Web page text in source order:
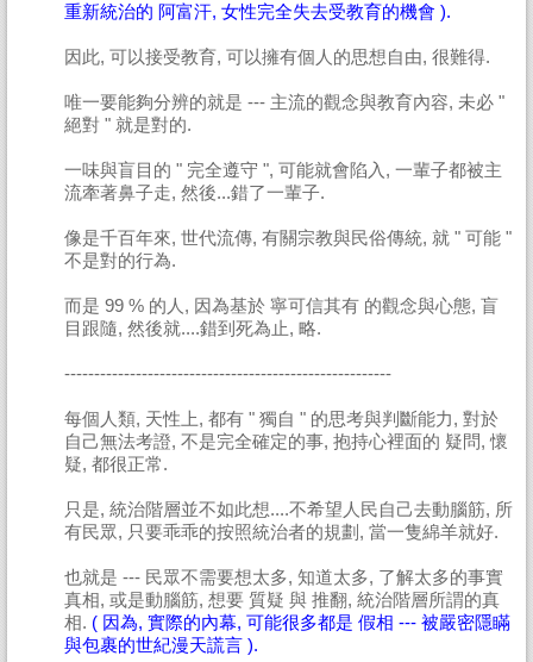
重新統治的 阿富汗, 女性完全失去受教育的機會 ).
因此, 可以接受教育, 可以擁有個人的思想自由, 很難得.
唯一要能夠分辨的就是 --- 主流的觀念與教育內容, 未必 "
絕對 " 就是對的.
一味與盲目的 " 完全遵守 ", 可能就會陷入, 一輩子都被主
流牽著鼻子走, 然後...錯了一輩子.
像是千百年來, 世代流傳, 有關宗教與民俗傳統, 就 " 可能 "
不是對的行為.
而是 99 % 的人, 因為基於 寧可信其有 的觀念與心態, 盲
目跟隨, 然後就....錯到死為止, 略.
-------------------------------------------------------
每個人類, 天性上, 都有 " 獨自 " 的思考與判斷能力, 對於
自己無法考證, 不是完全確定的事, 抱持心裡面的 疑問, 懷
疑, 都很正常.
只是, 統治階層並不如此想....不希望人民自己去動腦筋, 所
有民眾, 只要乖乖的按照統治者的規劃, 當一隻綿羊就好.
也就是 --- 民眾不需要想太多, 知道太多, 了解太多的事實
真相, 或是動腦筋, 想要 質疑 與 推翻, 統治階層所謂的真
相. ( 因為, 實際的內幕, 可能很多都是 假相 --- 被嚴密隱瞞
與包裹的世紀漫天謊言 ).